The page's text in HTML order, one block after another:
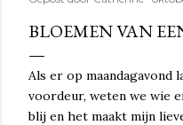
BLOEMEN VAN
Als er op maandagavond
voordeur, weten we wie
blij en het maakt mijn